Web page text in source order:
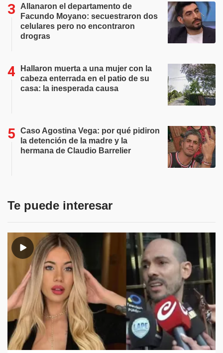
Allanaron el departamento de
Facundo Moyano: secuestraron dos
celulares pero no encontraron
drogras
Hallaron muerta a una mujer con la
cabeza enterrada en el patio de su
casa: la inesperada causa
Caso Agostina Vega: por qué pidiron
la detención de la madre y la
hermana de Claudio Barrelier
Te puede interesar